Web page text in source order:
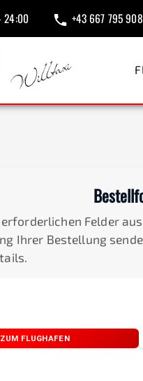
24:00 +43 667 795
Felder
Ihrer Bestellung
FLUGHAFEN